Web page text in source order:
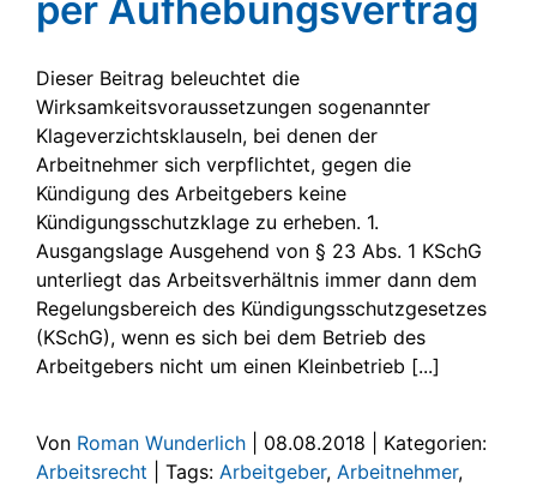
Dieser Beitrag beleuchtet die
Wirksamkeitsvoraussetzungen sogenannter
Klageverzichtsklauseln, bei denen der
Arbeitnehmer sich verpflichtet, gegen die
Kündigung des Arbeitgebers keine
Kündigungsschutzklage zu erheben. 1.
Ausgangslage Ausgehend von § 23 Abs. 1 KSchG
unterliegt das Arbeitsverhältnis immer dann dem
Regelungsbereich des Kündigungsschutzgesetzes
(KSchG), wenn es sich bei dem Betrieb des
Arbeitgebers nicht um einen Kleinbetrieb [...]
Von Roman Wunderlich 08.08.2018
Kategorien:
Arbeitsrecht
Tags: Arbeitgeber, Arbeitnehmer,